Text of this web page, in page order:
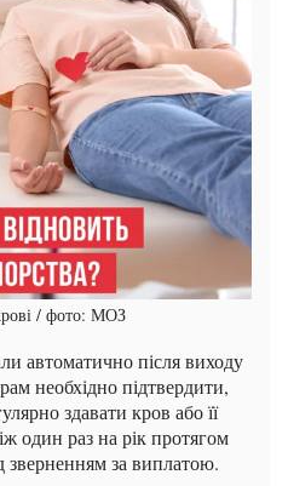
/ фото: МОЗ
автоматично після виходу
необхідно підтвердити,
здавати кров або її
один раз на рік протягом
зверненням за виплатою.